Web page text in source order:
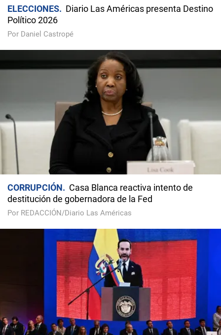
ELECCIONES
Diario Las Américas presenta Destino
Político 2026
Por Daniel Castropé
CORRUPCIÓN
Casa Blanca reactiva intento de
destitución de gobernadora de la Fed
Por REDACCIÓN/Diario Las Américas